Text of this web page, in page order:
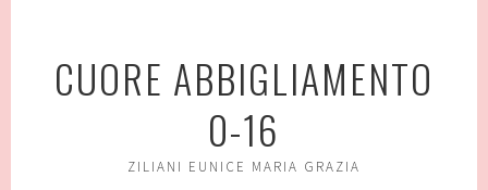
contenutoCUORE ABBIGLIAMENTO
0-16
ZILIANI EUNICE MARIA GRAZIA